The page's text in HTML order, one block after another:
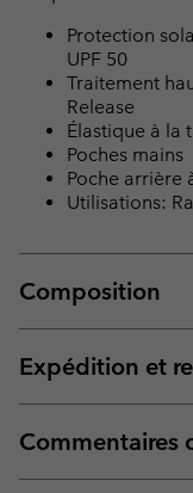
Protection
UPF 50
Traitement
Release
Élastique à la
Poches mains
Poche arrière
Utilisations:
Composition
Expédition et
Commentaires